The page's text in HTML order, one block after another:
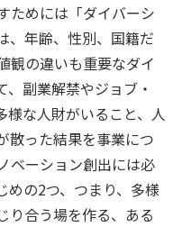
ためには「ダイバーシ
、年齢、性別、国籍だ
観の違いも重要なダイ
副業解禁やジョブ・
様な人財がいること、人
散った結果を事業につ
ベーション創出には必
めの2つ、つまり、多様
り合う場を作る、ある